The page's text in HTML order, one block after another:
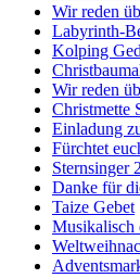
Wir reden
Labyrinth-
Kolping
Wir reden
Christmette
Einladung
Fürchtet
Sternsinger
Danke für
Taize Gebet
Musikalisch